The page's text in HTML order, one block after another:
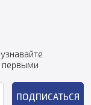
первыми
ПОДПИСАТЬСЯ